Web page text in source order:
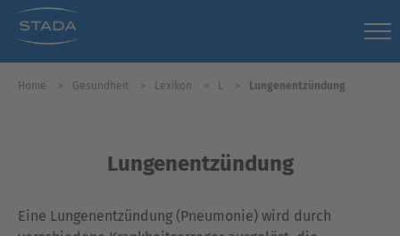
Home Gesundheit Lexikon L Lungenentzündung
Lungenentzündung
Eine Lungenentzündung (Pneumonie) wird durch